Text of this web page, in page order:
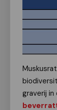
graverij in